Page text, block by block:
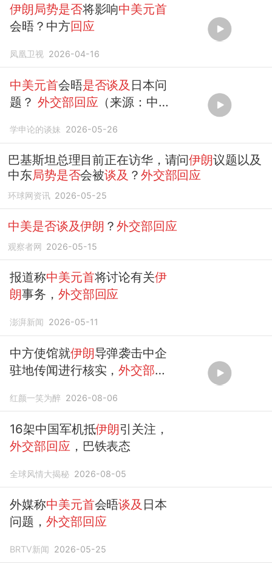
伊朗局势是否将影响中美元首
会晤？中方回应
凤凰卫视 2026-04-16
中美元首会晤是否谈及 日本问
题？外交部回应 （来源：中国
学申论的谈妹 2026-05-26
巴基斯坦总理目前正在访华，请问伊朗议题以及
中东局势是否会被谈及 ？ 外交部回应
环球网资讯 2026-05-25
中美是否谈及伊朗 ？外交部回应
观察者网 2026-05-15
报道称中美元首将讨论有关伊
朗事务， 外交部回应
澎湃新闻 2026-05-11
中方使馆就伊朗导弹袭击中企
驻地传闻进行核实，外交部随
红颜一笑为醉 2026-08-06
16架中国军机抵伊朗引关注，
外交部回应 ，巴铁表态
全球风情大揭秘 2026-08-05
外媒称中美元首会晤谈及 日本
问题，外交部回应
BRTV新闻 2026-05-25